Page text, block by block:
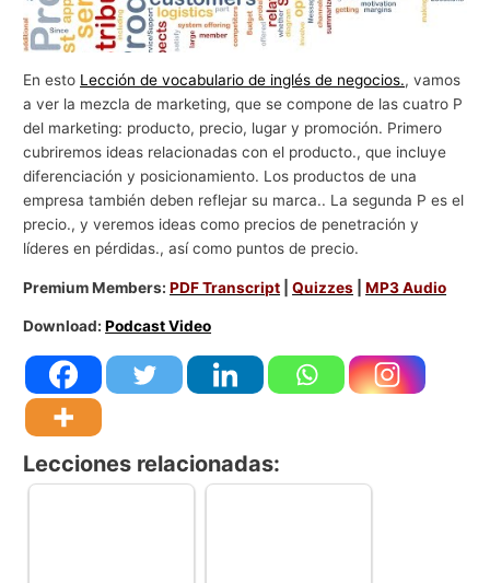
En esto Lección de vocabulario de inglés de negocios., vamos
a ver la mezcla de marketing, que se compone de las cuatro P
del marketing: producto, precio, lugar y promoción. Primero
cubriremos ideas relacionadas con el producto., que incluye
diferenciación y posicionamiento. Los productos de una
empresa también deben reflejar su marca.. La segunda P es el
precio., y veremos ideas como precios de penetración y
líderes en pérdidas., así como puntos de precio.
Premium Members:PDF Transcript |Quizzes |MP3 Audio
Download:Podcast Video
Lecciones relacionadas: